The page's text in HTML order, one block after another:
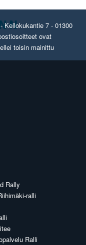
Kellokukantie 7 - 01300
ovat
toisin mainittu
Rally
ralli
Ralli